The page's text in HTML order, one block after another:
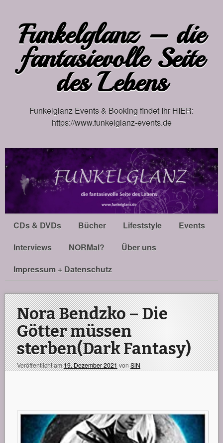
Funkelglanz – die
fantasievolle Seite
des Lebens
Funkelglanz Events & Booking findet Ihr HIER:
https://www.funkelglanz-events.de
CDs & DVDs Bücher Lifeststyle
Events
Interviews
NORMal?
Über uns
Impressum + Datenschutz
Nora Bendzko – Die
Götter müssen
sterben(Dark Fantasy)
Veröffentlicht am19. Dezember 2021vonSiN